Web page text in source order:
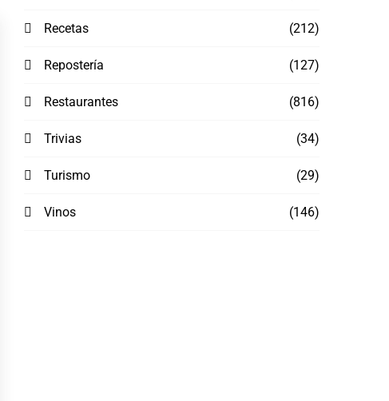
Recetas (212)
Repostería (127)
Restaurantes (816)
Trivias (34)
Turismo (29)
Vinos (146)